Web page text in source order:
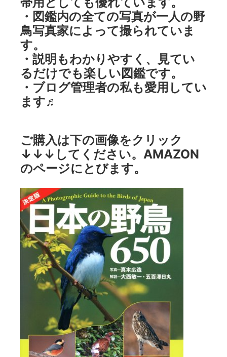
・図鑑内の全ての写真が一人の野
鳥写真家によって撮られていま
す。
・説明もわかりやすく、見てい
るだけでも楽しい図鑑です。
・ブログ管理者の私も愛用してい
ます♬
ご購入は下の画像をクリック
↓↓↓してください。AMAZON
のページにとびます。